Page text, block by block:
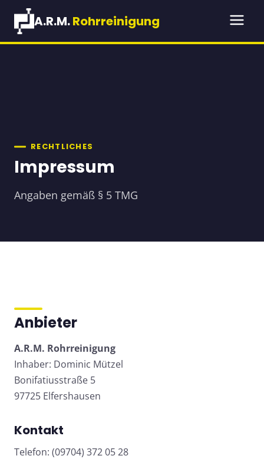
Rohr verstopft? Schnelle Hilfe:
(09704) 372 05 28
A.R.M.Rohrreinigung
RECHTLICHES
Impressum
Angaben gemäß § 5 TMG
Anbieter
A.R.M. Rohrreinigung
Inhaber: Dominic Mützel
Bonifatiusstraße 5
97725 Elfershausen
Kontakt
Telefon: (09704) 372 05 28